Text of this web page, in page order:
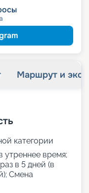
Маршрут и
категории
утреннее время;
в 5 дней (в
Смена